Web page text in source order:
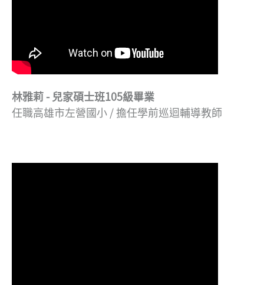
林雅莉 - 兒家碩士班105級畢業
任職高雄市左營國小 / 擔任學前巡迴輔導教師